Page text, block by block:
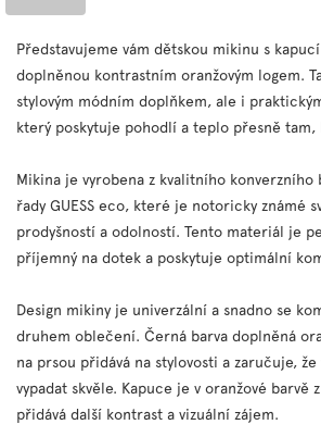
Představujeme vám dětskou mikinu s
doplněnou kontrastním oranžovým logem.
stylovým módním doplňkem, ale i
který poskytuje pohodlí a teplo přesně tam,
Mikina je vyrobena z kvalitního konverzního
řady GUESS eco, které je notoricky známé
prodyšností a odolností. Tento materiál je
příjemný na dotek a poskytuje optimální
Design mikiny je univerzální a snadno se
druhem oblečení. Černá barva doplněná
na prsou přidává na stylovosti a zaručuje,
vypadat skvěle. Kapuce je v oranžové barvě
přidává další kontrast a vizuální zájem.